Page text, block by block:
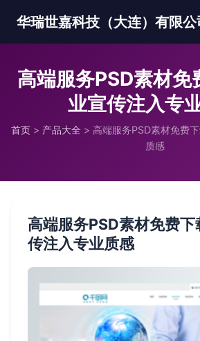
华瑞世嘉科技（大连）有限公
高端服务PSD素材免
业宣传注入专
首页 > 产品大全 > 高端服务PSD素材免费
质感
高端服务PSD素材免费
传注入专业质感